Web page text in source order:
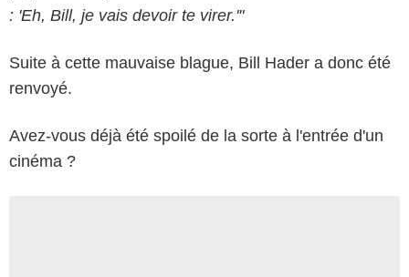
: 'Eh, Bill, je vais devoir te virer.'"
Suite à cette mauvaise blague, Bill Hader a donc été
renvoyé.
Avez-vous déjà été spoilé de la sorte à l'entrée d'un
cinéma ?